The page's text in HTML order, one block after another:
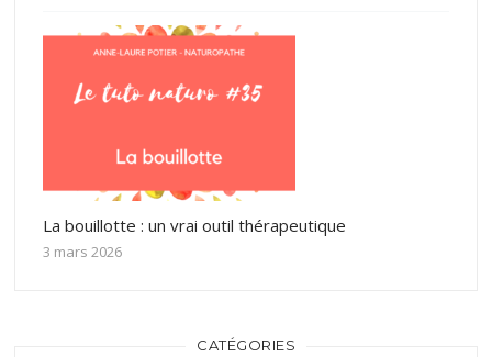
La bouillotte : un vrai outil thérapeutique
3 mars 2026
CATÉGORIES